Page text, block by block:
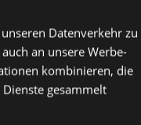
Datenverkehr zu
an unsere Werbe-
kombinieren, die
gesammelt